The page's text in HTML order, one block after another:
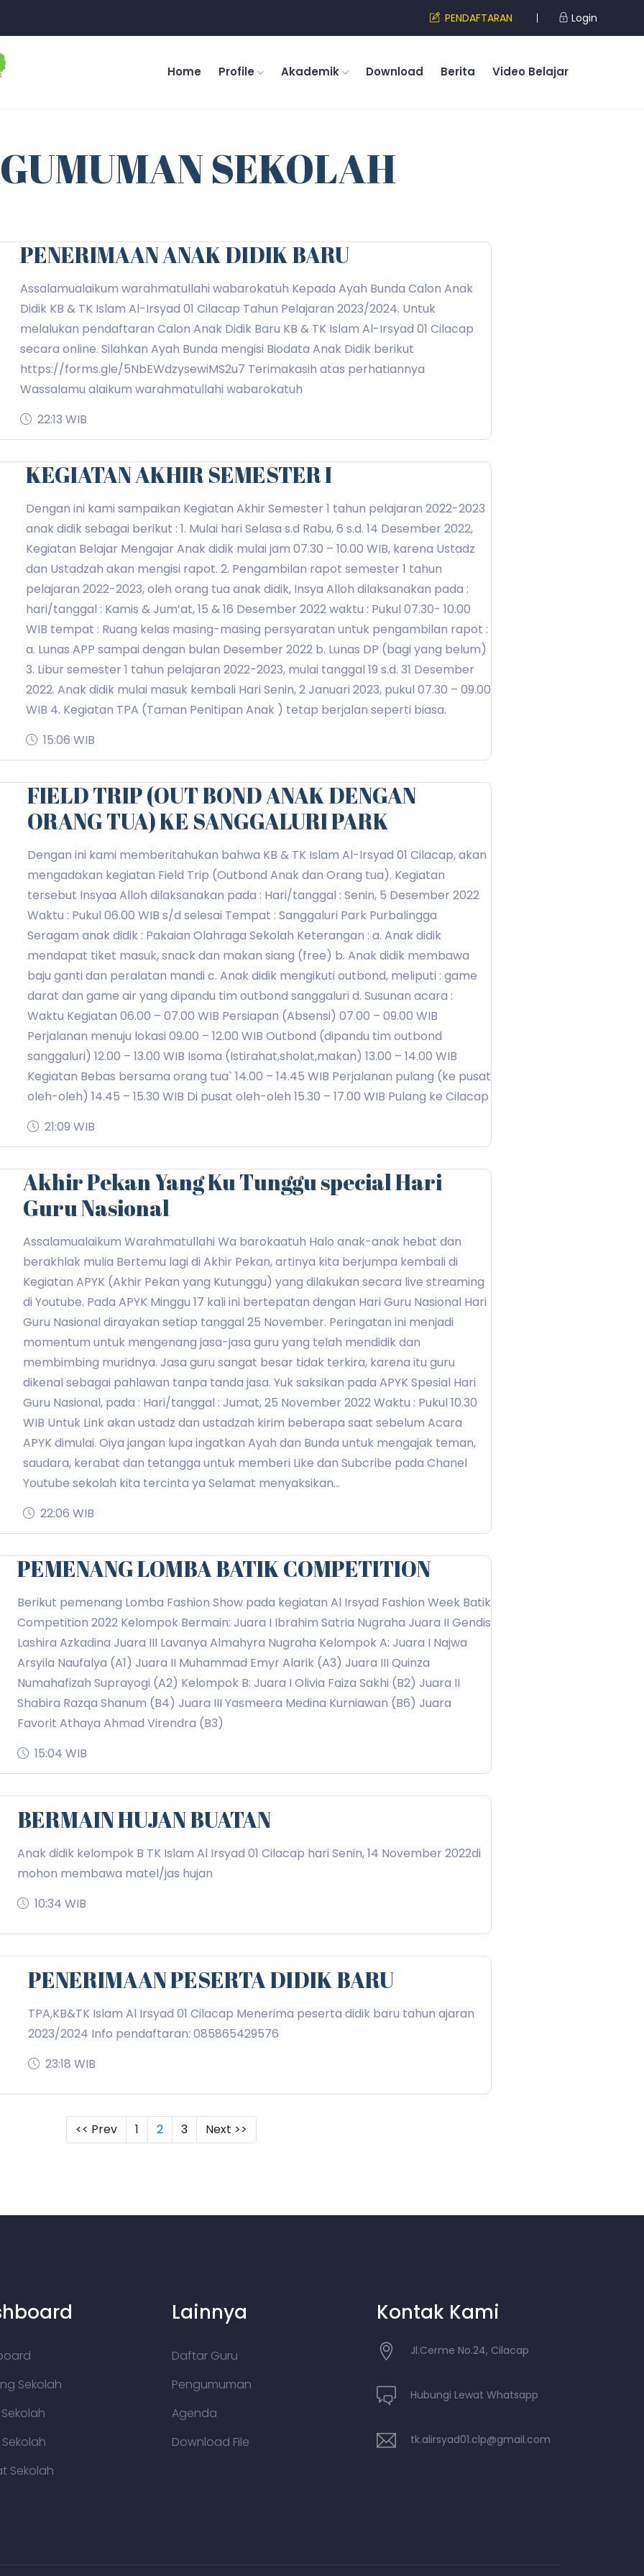
PENDAFTARAN Login
Home Profile Akademik Download Berita Video Belajar
SEKOLAH
PENERIMAAN ANAK DIDIK BARU
Assalamualaikum warahmatullahi wabarokatuh Kepada Ayah Bunda Calon Anak
Didik KB & TK Islam Al-Irsyad 01 Cilacap Tahun Pelajaran 2023/2024. Untuk
melalukan pendaftaran Calon Anak Didik Baru KB & TK Islam Al-Irsyad 01 Cilacap
secara online. Silahkan Ayah Bunda mengisi Biodata Anak Didik berikut
https://forms.gle/5NbEWdzysewiMS2u7 Terimakasih atas perhatiannya
Wassalamu alaikum warahmatullahi wabarokatuh
22:13 WIB
KEGIATAN AKHIR SEMESTER I
Dengan ini kami sampaikan Kegiatan Akhir Semester 1 tahun pelajaran 2022-2023
anak didik sebagai berikut : 1. Mulai hari Selasa s.d Rabu, 6 s.d. 14 Desember 2022,
Kegiatan Belajar Mengajar Anak didik mulai jam 07.30 – 10.00 WIB, karena Ustadz
dan Ustadzah akan mengisi rapot. 2. Pengambilan rapot semester 1 tahun
pelajaran 2022-2023, oleh orang tua anak didik, Insya Alloh dilaksanakan pada :
hari/tanggal : Kamis & Jum’at, 15 & 16 Desember 2022 waktu : Pukul 07.30- 10.00
WIB tempat : Ruang kelas masing-masing persyaratan untuk pengambilan rapot :
a. Lunas APP sampai dengan bulan Desember 2022 b. Lunas DP (bagi yang belum)
3. Libur semester 1 tahun pelajaran 2022-2023, mulai tanggal 19 s.d. 31 Desember
2022. Anak didik mulai masuk kembali Hari Senin, 2 Januari 2023, pukul 07.30 – 09.00
WIB 4. Kegiatan TPA (Taman Penitipan Anak ) tetap berjalan seperti biasa.
15:06 WIB
FIELD TRIP (OUT BOND ANAK DENGAN
ORANG TUA) KE SANGGALURI PARK
Dengan ini kami memberitahukan bahwa KB & TK Islam Al-Irsyad 01 Cilacap, akan
mengadakan kegiatan Field Trip (Outbond Anak dan Orang tua). Kegiatan
tersebut Insyaa Alloh dilaksanakan pada : Hari/tanggal : Senin, 5 Desember 2022
Waktu : Pukul 06.00 WIB s/d selesai Tempat : Sanggaluri Park Purbalingga
Seragam anak didik : Pakaian Olahraga Sekolah Keterangan : a. Anak didik
mendapat tiket masuk, snack dan makan siang (free) b. Anak didik membawa
baju ganti dan peralatan mandi c. Anak didik mengikuti outbond, meliputi : game
darat dan game air yang dipandu tim outbond sanggaluri d. Susunan acara :
Waktu Kegiatan 06.00 – 07.00 WIB Persiapan (Absensi) 07.00 – 09.00 WIB
Perjalanan menuju lokasi 09.00 – 12.00 WIB Outbond (dipandu tim outbond
sanggaluri) 12.00 – 13.00 WIB Isoma (Istirahat,sholat,makan) 13.00 – 14.00 WIB
Kegiatan Bebas bersama orang tua` 14.00 – 14.45 WIB Perjalanan pulang (ke pusat
oleh-oleh) 14.45 – 15.30 WIB Di pusat oleh-oleh 15.30 – 17.00 WIB Pulang ke Cilacap
21:09 WIB
Akhir Pekan Yang Ku Tunggu special Hari
Guru Nasional
Assalamualaikum Warahmatullahi Wa barokaatuh Halo anak-anak hebat dan
berakhlak mulia Bertemu lagi di Akhir Pekan, artinya kita berjumpa kembali di
Kegiatan APYK (Akhir Pekan yang Kutunggu) yang dilakukan secara live streaming
di Youtube. Pada APYK Minggu 17 kali ini bertepatan dengan Hari Guru Nasional Hari
Guru Nasional dirayakan setiap tanggal 25 November. Peringatan ini menjadi
momentum untuk mengenang jasa-jasa guru yang telah mendidik dan
membimbing muridnya. Jasa guru sangat besar tidak terkira, karena itu guru
dikenal sebagai pahlawan tanpa tanda jasa. Yuk saksikan pada APYK Spesial Hari
Guru Nasional, pada : Hari/tanggal : Jumat, 25 November 2022 Waktu : Pukul 10.30
WIB Untuk Link akan ustadz dan ustadzah kirim beberapa saat sebelum Acara
APYK dimulai. Oiya jangan lupa ingatkan Ayah dan Bunda untuk mengajak teman,
saudara, kerabat dan tetangga untuk memberi Like dan Subcribe pada Chanel
Youtube sekolah kita tercinta ya Selamat menyaksikan...
22:06 WIB
PEMENANG LOMBA BATIK COMPETITION
Berikut pemenang Lomba Fashion Show pada kegiatan Al Irsyad Fashion Week Batik
Competition 2022 Kelompok Bermain: Juara I Ibrahim Satria Nugraha Juara II Gendis
Lashira Azkadina Juara III Lavanya Almahyra Nugraha Kelompok A: Juara I Najwa
Arsyila Naufalya (A1) Juara II Muhammad Emyr Alarik (A3) Juara III Quinza
Numahafizah Suprayogi (A2) Kelompok B: Juara I Olivia Faiza Sakhi (B2) Juara II
Shabira Razqa Shanum (B4) Juara III Yasmeera Medina Kurniawan (B6) Juara
Favorit Athaya Ahmad Virendra (B3)
15:04 WIB
BERMAIN HUJAN BUATAN
Anak didik kelompok B TK Islam Al Irsyad 01 Cilacap hari Senin, 14 November 2022di
mohon membawa matel/jas hujan
10:34 WIB
PENERIMAAN PESERTA DIDIK BARU
TPA,KB&TK Islam Al Irsyad 01 Cilacap Menerima peserta didik baru tahun ajaran
2023/2024 Info pendaftaran: 085865429576
23:18 WIB
<< Prev 1 2(current)
3 Next >>
Sekolah
Sekolah
Lainnya
Daftar Guru
Pengumuman
Agenda
Download File
Kontak Kami
Jl.Cerme No.24, Cilacap
Hubungi Lewat Whatsapp
tk.alirsyad01.clp@gmail.com